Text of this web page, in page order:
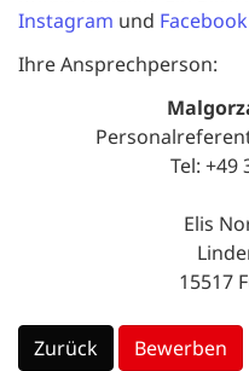
Instagram und Facebook
Ihre Ansprechperson:
Tel: +49
Elis
15517
Zurück Bewerben